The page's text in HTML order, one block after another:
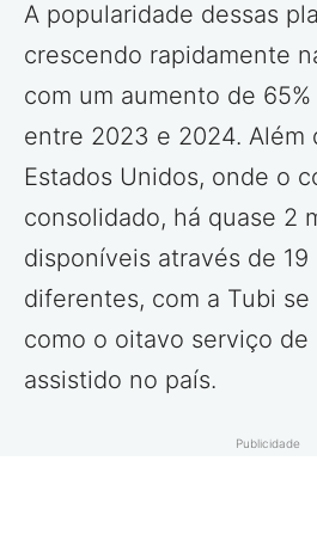
A popularidade dessas
crescendo rapidamente
com um aumento de
entre 2023 e 2024. Além
Estados Unidos, onde o
consolidado, há quase 2
disponíveis através de 19
diferentes, com a Tubi
como o oitavo serviço de
assistido no país.
Publicidade